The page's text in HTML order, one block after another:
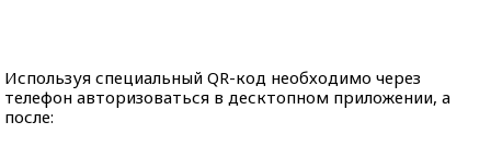
Используя специальный QR-код необходимо через
телефон авторизоваться в десктопном приложении, а
после: